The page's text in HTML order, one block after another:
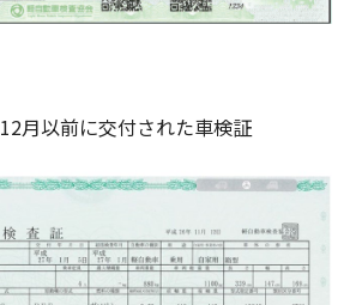
月以前に交付された車検証